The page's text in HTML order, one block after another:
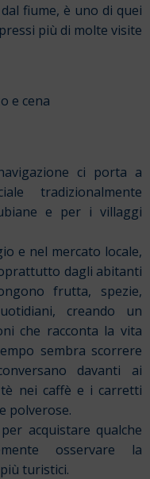
fiume, è uno di quei
più di molte visite
e cena
ci porta a
tradizionalmente
e per i villaggi
e nel mercato locale,
dagli abitanti
frutta, spezie,
creando un
che racconta la vita
sembra scorrere
davanti ai
nei caffè e i carretti
polverose.
acquistare qualche
osservare la
turistici.